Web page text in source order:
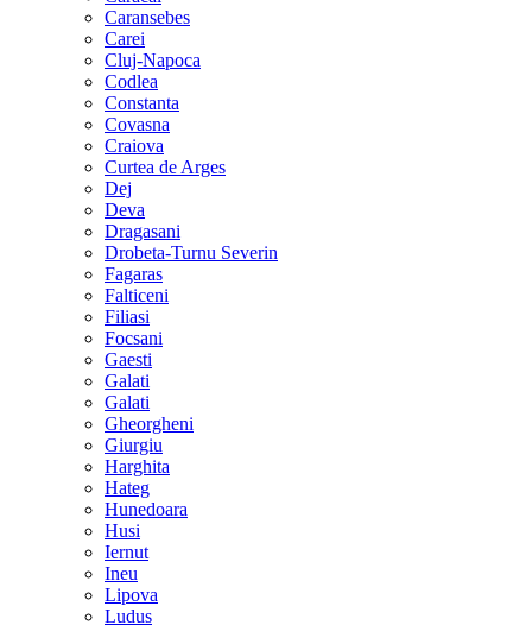
Caransebes
Carei
Cluj-Napoca
Codlea
Constanta
Covasna
Craiova
Curtea de Arges
Dej
Deva
Dragasani
Drobeta-Turnu Severin
Fagaras
Falticeni
Filiasi
Focsani
Gaesti
Galati
Galati
Gheorgheni
Giurgiu
Harghita
Hateg
Hunedoara
Husi
Iernut
Ineu
Lipova
Ludus